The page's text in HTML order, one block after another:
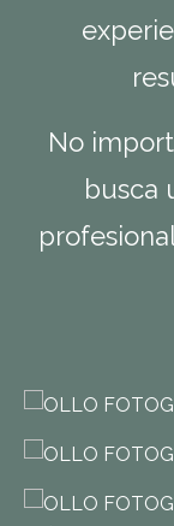
No
busca